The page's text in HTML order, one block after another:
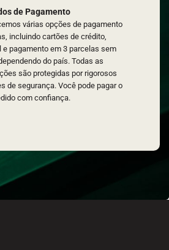
de Pagamento
várias opções de pagamento
incluindo cartões de crédito,
e pagamento em 3 parcelas sem
do país. Todas as
são protegidas por rigorosos
de segurança. Você pode pagar o
com confiança.